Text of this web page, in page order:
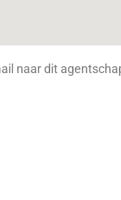
naar dit